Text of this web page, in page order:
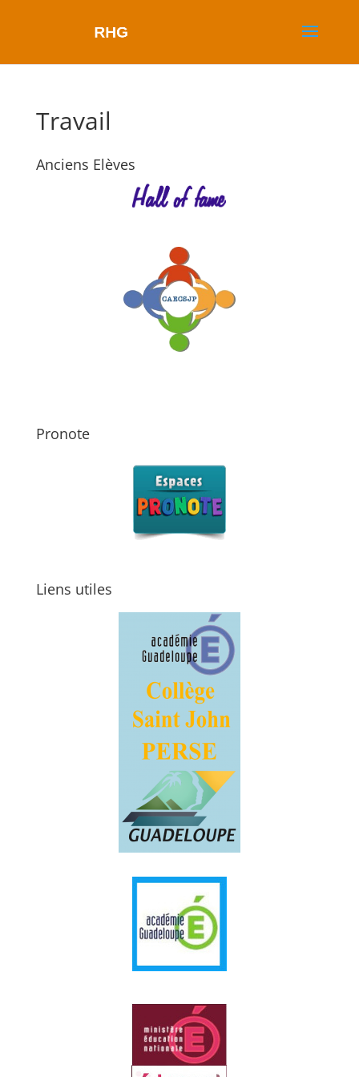
Travail
Anciens Elèves
Pronote
Liens utiles